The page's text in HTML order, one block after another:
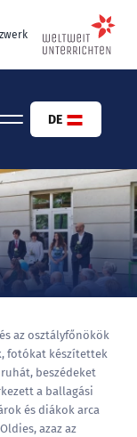
DE
az osztályfőnökök
fotókat készítettek
beszédeket
a ballagási
és diákok arca
azaz az